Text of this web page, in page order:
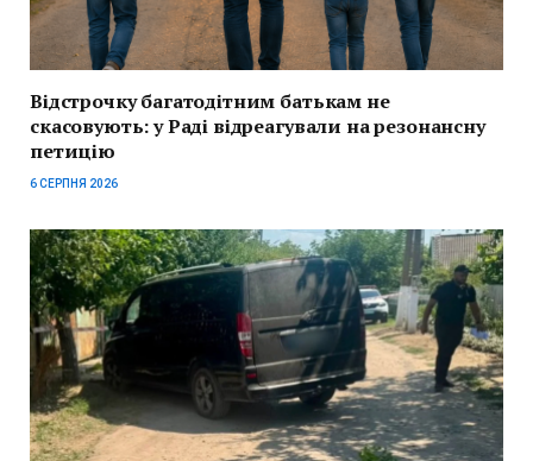
Відстрочку багатодітним батькам не
скасовують: у Раді відреагували на резонансну
петицію
6 СЕРПНЯ 2026